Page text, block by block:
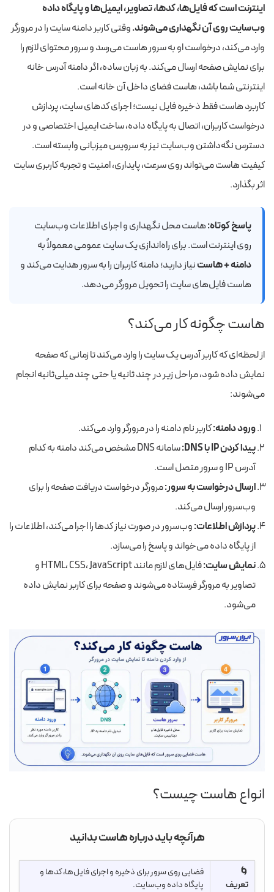
اینترنت است که فایل‌ها، کدها، تصاویر، ایمیل‌ها و پایگاه داده
وب‌سایت روی آن نگهداری می‌شوند.وقتی کاربر دامنه سایت را در مرورگر
وارد می‌کند، درخواست او به سرور هاست می‌رسد و سرور محتوای لازم را
برای نمایش صفحه ارسال می‌کند. به زبان ساده، اگر دامنه آدرس خانه
اینترنتی شما باشد، هاست فضای داخل آن خانه است.
کاربرد هاست فقط ذخیره فایل نیست؛ اجرای کدهای سایت، پردازش
درخواست کاربران، اتصال به پایگاه داده، ساخت ایمیل اختصاصی و در
دسترس نگه‌داشتن وب‌سایت نیز به سرویس میزبانی وابسته است.
کیفیت هاست می‌تواند روی سرعت، پایداری، امنیت و تجربه کاربری سایت
اثر بگذارد.
پاسخ کوتاه:هاست محل نگهداری و اجرای اطلاعات وب‌سایت
روی اینترنت است. برای راه‌اندازی یک سایت عمومی معمولاً به
دامنه + هاستنیاز دارید؛ دامنه کاربران را به سرور هدایت می‌کند و
هاست فایل‌های سایت را تحویل مرورگر می‌دهد.
هاست چگونه کار می‌کند؟
از لحظه‌ای که کاربر آدرس یک سایت را وارد می‌کند تا زمانی که صفحه
نمایش داده شود، مراحل زیر در چند ثانیه یا حتی چند میلی‌ثانیه انجام
می‌شوند:
ورود دامنه:کاربر نام دامنه را در مرورگر وارد می‌کند.
پیدا کردن IP با DNS:
سامانه DNS مشخص می‌کند دامنه به کدام
آدرس IP و سرور متصل است.
ارسال درخواست به سرور:مرورگر درخواست دریافت صفحه را برای
وب‌سرور ارسال می‌کند.
پردازش اطلاعات:وب‌سرور در صورت نیاز کدها را اجرا می‌کند، اطلاعات را
از پایگاه داده می‌خواند و پاسخ را می‌سازد.
نمایش سایت:
فایل‌های لازم مانند HTML، CSS، JavaScript و
تصاویر به مرورگر فرستاده می‌شوند و صفحه برای کاربر نمایش داده
می‌شود.
انواع هاست چیست؟
هرآنچه باید درباره هاست بدانید
🌀
تعریف
فضایی روی سرور برای ذخیره و اجرای فایل‌ها، کدها و
پایگاه داده وب‌سایت.